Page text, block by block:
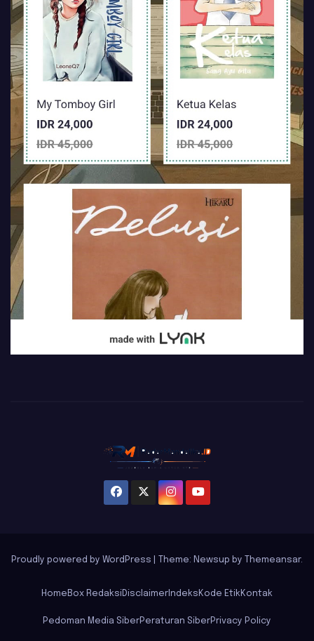
Proudly powered by WordPress Theme: Newsup by Themeansar.
Home Box Redaksi Disclaimer Indeks Kode Etik Kontak
Pedoman Media SiberPeraturan SiberPrivacy Policy